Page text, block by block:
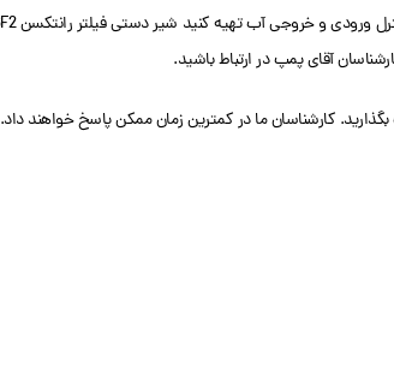
کارشناسان ما در کمترین زمان ممکن پاسخ خواهند داد.